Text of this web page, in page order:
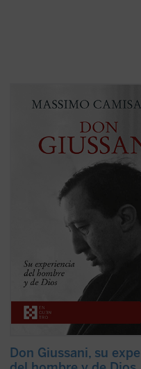
Don Luigi Giussani fue uno de
obra, escrita por uno de sus más
estrechos colaboradores a lo
cuarenta años, conforma una
biografía espiritual que permite
con precisión ...
Don Giussani, su